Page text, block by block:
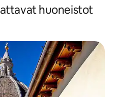
huoneistot